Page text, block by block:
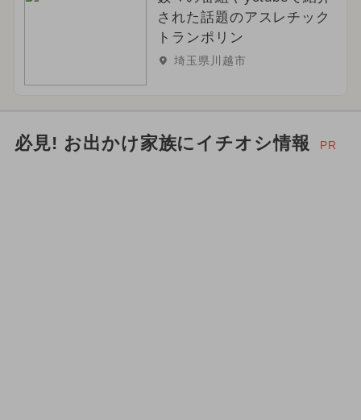
された話題のアスレチック
トランポリン
埼玉県川越市
必見! お出かけ家族にイチオシ情報 PR